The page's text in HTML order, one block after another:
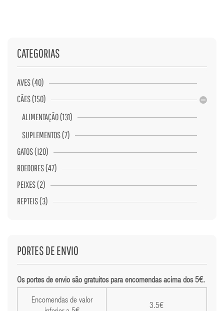
CATEGORIAS
AVES (40)
CÃES (150)
ALIMENTAÇÃO (131)
SUPLEMENTOS (7)
GATOS (120)
ROEDORES (47)
PEIXES (2)
REPTEIS (3)
PORTES DE ENVIO
Os portes de envio são gratuitos para encomendas acima dos 5€.
Encomendas de valor
3.5€